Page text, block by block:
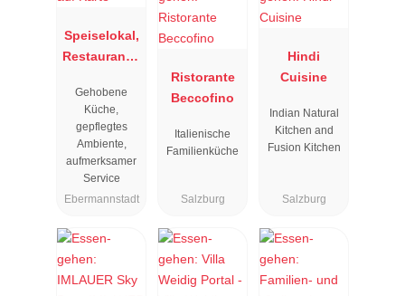
Speiselokal,
Restaurant "
"
Gehobene
Küche,
gepflegtes
Ambiente,
aufmerksamer
Service
Ebermannstadt
Ristorante
Beccofino
Italienische
Familienküche
Salzburg
Hindi
Cuisine
Indian Natural
Kitchen and
Fusion Kitchen
Salzburg